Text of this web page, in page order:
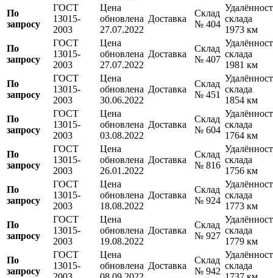
По
запросу
ГОСТ
13015-
2003
Цена
обновлена
27.07.2022
Доставка
Склад
№ 404
склада
1973 км
По
запросу
ГОСТ
13015-
2003
Цена
обновлена
27.07.2022
Доставка
Склад
№ 407
склада
1981 км
По
запросу
ГОСТ
13015-
2003
Цена
обновлена
30.06.2022
Доставка
Склад
№ 451
склада
1854 км
По
запросу
ГОСТ
13015-
2003
Цена
обновлена
03.08.2022
Доставка
Склад
№ 604
склада
1764 км
По
запросу
ГОСТ
13015-
2003
Цена
обновлена
26.01.2022
Доставка
Склад
№ 816
склада
1756 км
По
запросу
ГОСТ
13015-
2003
Цена
обновлена
18.08.2022
Доставка
Склад
№ 924
склада
1773 км
По
запросу
ГОСТ
13015-
2003
Цена
обновлена
19.08.2022
Доставка
Склад
№ 927
склада
1779 км
По
запросу
ГОСТ
13015-
Цена
обновлена Доставка
Склад
№ 942
склада